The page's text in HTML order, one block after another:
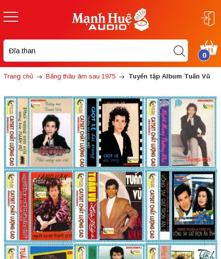
0
Trang chủ Băng thâu âm sau 1975 Tuyển tập Album Tuấn Vũ